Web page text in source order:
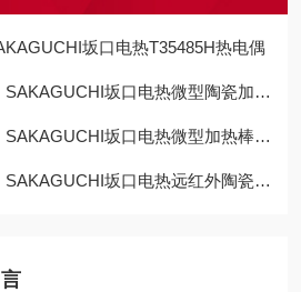
坂口电热T35485H热电偶
坂口电热微型陶瓷加热器MC1010
坂口电热微型加热棒C2JX5A
坂口电热远红外陶瓷加热器YIR12040